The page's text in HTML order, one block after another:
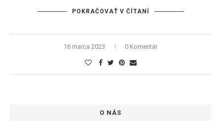
POKRAČOVAŤ V ČÍTANÍ
16 marca 2023 0 Komentár
O NÁS